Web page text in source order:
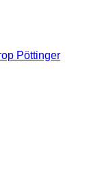
Pöttinger